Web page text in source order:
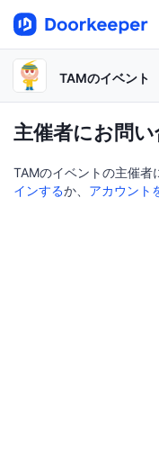
TAMのイベント
主催者にお問
TAMのイベントの主催
インするか、 アカウント